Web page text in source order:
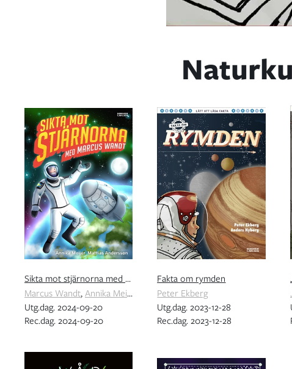
Sikta mot stjärnorna med Marcus Wandt
Marcus Wandt,Annika Meijer
Utg.dag. 2024-09-20
Rec.dag. 2024-09-20
Fakta om rymden
Peter Ekberg
Utg.dag. 2023-12-28
Rec.dag. 2023-12-28